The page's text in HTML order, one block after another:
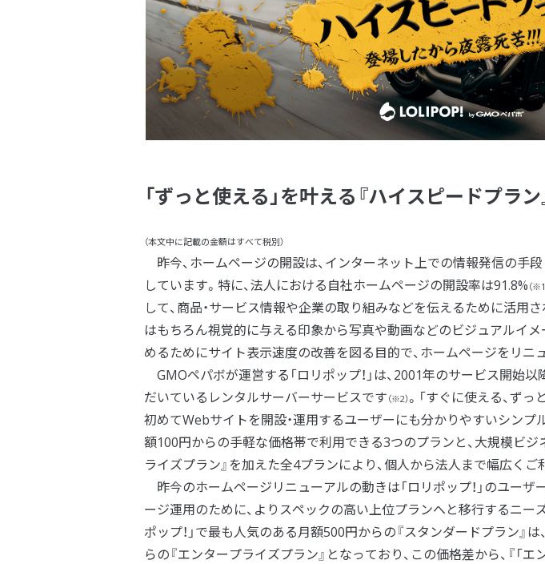
「ずっと使える」を叶える『ハイスピードプラ
（本文中に記載の金額はすべて税別）
昨今、ホームページの開設は、インターネット上での情報発信の手
しています。特に、法人における自社ホームページの開設率は91.8% （※1
して、商品・サービス情報や企業の取り組みなどを伝えるために活用
はもちろん視覚的に与える印象から写真や動画などのビジュアルイメ
めるためにサイト表示速度の改善を図る目的で、ホームページをリニ
GMOペパボが運営する「ロリポップ！」は、2001年のサービス開始
だいているレンタルサーバーサービスです （※2）。「すぐに使える、ずっ
初めてWebサイトを開設・運用するユーザーにも分かりやすいシンプ
額100円からの手軽な価格帯で利用できる3つのプランと、大規模ビジ
ライズプラン』を加えた全4プランにより、個人から法人まで幅広くご
昨今のホームページリニューアルの動きは「ロリポップ！」のユーザ
ージ運用のために、よりスペックの高い上位プランへと移行するニー
ポップ！」で最も人気のある月額500円からの『スタンダードプラン』
らの『エンタープライズプラン』となっており、この価格差から、『「